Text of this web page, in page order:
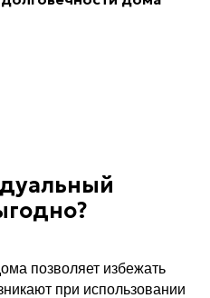
позволяет избежать
при использовании